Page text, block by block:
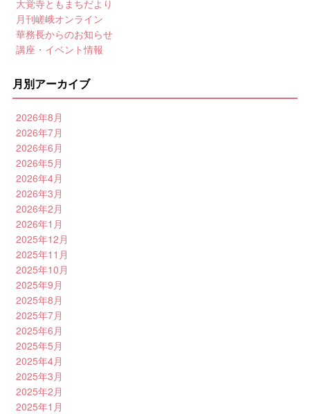
大覚寺ともまちだより
月刊嵯峨オンライン
華務長からのお知らせ
講座・イベント情報
月別アーカイブ
2026年8月
2026年7月
2026年6月
2026年5月
2026年4月
2026年3月
2026年2月
2026年1月
2025年12月
2025年11月
2025年10月
2025年9月
2025年8月
2025年7月
2025年6月
2025年5月
2025年4月
2025年3月
2025年2月
2025年1月